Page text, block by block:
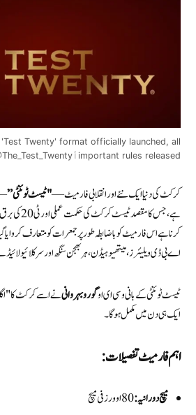
Twenty' format officially launched, all
important rules releasedأX/@The_Test_Twenty
کرکٹ کی دنیا ایک نئے اور انقلابی فارمیٹ —"ٹیسٹ ٹوئنٹی”—
ہے، جس کا
کرنا ہے اس فارمیٹ کو باضابطہ طور پر جمعرات کو متعارف کروایا
اے بی ڈی ویلیئرز، میتھیو ہیڈن، ہربھجن سنگھ اور سر کلائیو
ٹیسٹ ٹوئنٹی کے بانی و سی ای اوگورو بہروانینے اسے کرکٹ کا
ایک ہی دن میں مکمل ہوگا۔
اہم فارمیٹ تفصیلات:
میچ دورانیہ:
80 اوورز فی میچ